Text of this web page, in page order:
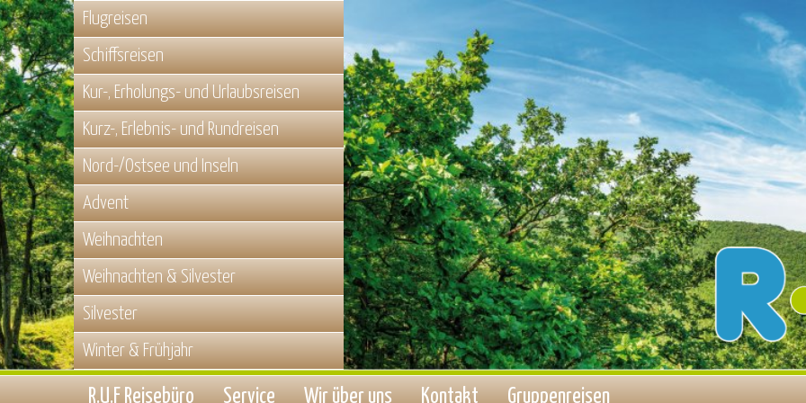
Flugreisen
Schiffsreisen
Kur-, Erholungs- und Urlaubsreisen
Kurz-, Erlebnis- und Rundreisen
Nord-/Ostsee und Inseln
Advent
Weihnachten
Weihnachten & Silvester
Silvester
Winter & Frühjahr
R.U.F Reisebüro Service Wir über uns Kontakt Gruppenreisen